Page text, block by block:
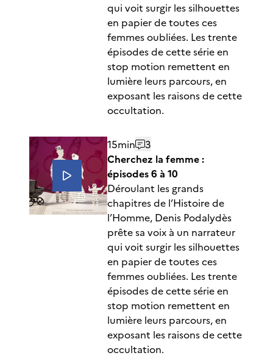
qui voit surgir les silhouettes
en papier de toutes ces
femmes oubliées. Les trente
épisodes de cette série en
stop motion remettent en
lumière leurs parcours, en
exposant les raisons de cette
occultation.
15min
3
Cherchez la femme :
épisodes 6 à 10
Déroulant les grands
chapitres de l’Histoire de
l’Homme, Denis Podalydès
prête sa voix à un narrateur
qui voit surgir les silhouettes
en papier de toutes ces
femmes oubliées. Les trente
épisodes de cette série en
stop motion remettent en
lumière leurs parcours, en
exposant les raisons de cette
occultation.